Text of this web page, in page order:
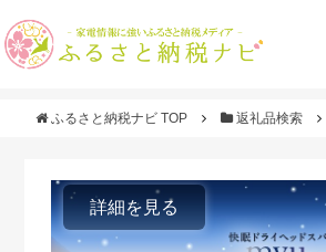
ふるさと納税ナビ TOP 返礼品検索
詳細を見る